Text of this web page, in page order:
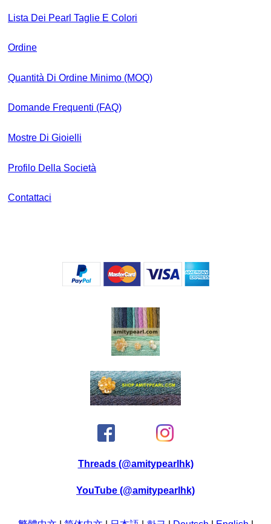
Lista Dei Pearl Taglie E Colori
Ordine
Quantità Di Ordine Minimo (MOQ)
Domande Frequenti (FAQ)
Mostre Di Gioielli
Profilo Della Società
Contattaci
Threads (@amitypearlhk)
YouTube (@amitypearlhk)